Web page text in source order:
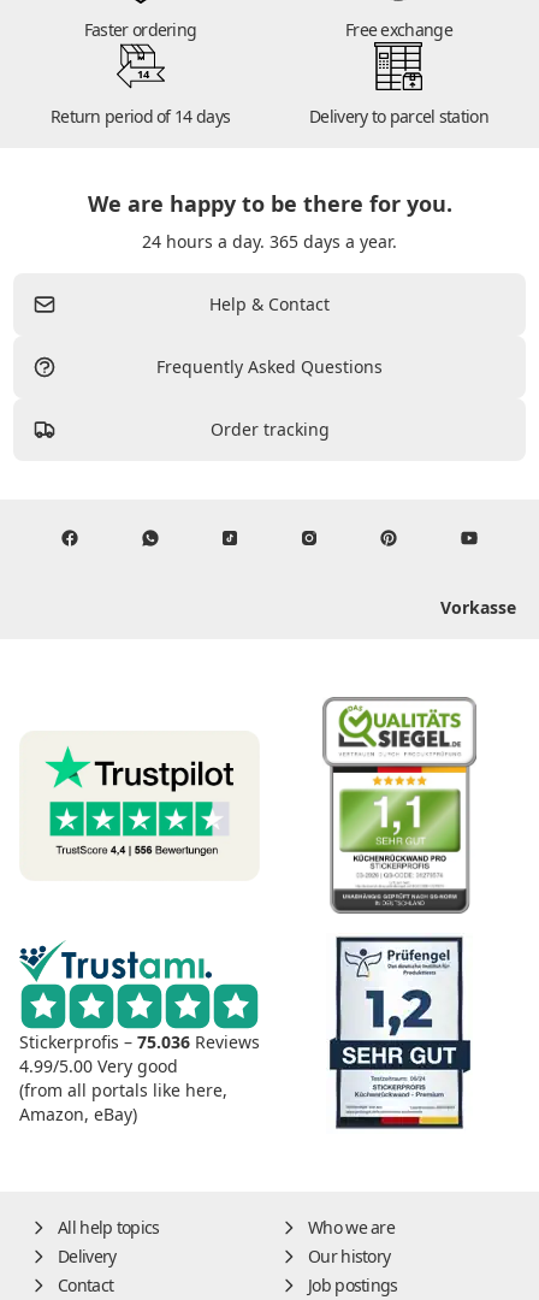
Faster ordering Free exchange
14
Return period of 14 days Delivery to parcel station
We are happy to be there for you.
24 hours a day. 365 days a year.
Help & Contact
Frequently Asked Questions
Order tracking
Vorkasse
Stickerprofis – 75.036 Reviews
4.99/5.00 Very good
(from all portals like here,
Amazon, eBay)
All help topics
Who we are
Delivery
Our history
Contact
Job postings